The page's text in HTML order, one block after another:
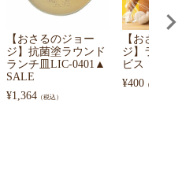
【おさるのジョー
ジ】抗菌塗ラウンド
ランチ皿LIC-0401▲
SALE
¥1,364 （税込）
【おさるのジ
ジ】ラッピン
ビス
¥400 （税込）